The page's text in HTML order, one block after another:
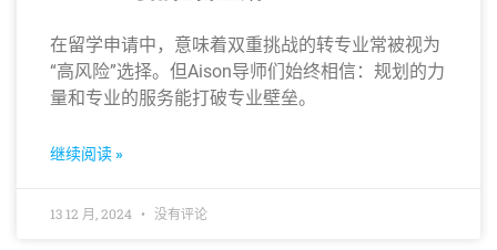
在留学申请中，意味着双重挑战的转专业常被视为
“高风险”选择。但Aison导师们始终相信：规划的力
量和专业的服务能打破专业壁垒。
继续阅读 »
13 12 月, 2024 没有评论